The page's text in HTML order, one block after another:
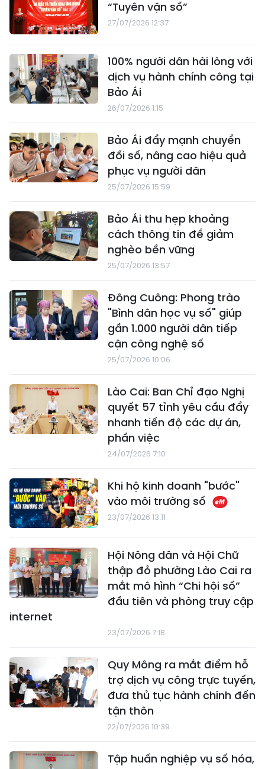
“Tuyên vận số”
27/07/2026 12:37
100% người dân hài lòng với
dịch vụ hành chính công tại
Bảo Ái
26/07/2026 1:15
Bảo Ái đẩy mạnh chuyển
đổi số, nâng cao hiệu quả
phục vụ người dân
25/07/2026 15:59
Bảo Ái thu hẹp khoảng
cách thông tin để giảm
nghèo bền vững
25/07/2026 13:57
Đông Cuông: Phong trào
"Bình dân học vụ số" giúp
gần 1.000 người dân tiếp
cận công nghệ số
25/07/2026 10:06
Lào Cai: Ban Chỉ đạo Nghị
quyết 57 tỉnh yêu cầu đẩy
nhanh tiến độ các dự án,
phần việc
24/07/2026 7:10
Khi hộ kinh doanh "bước"
vào môi trường số
23/07/2026 13:11
Hội Nông dân và Hội Chữ
thập đỏ phường Lào Cai ra
mắt mô hình “Chi hội số”
đầu tiên và phòng truy cập
internet
23/07/2026 7:18
Quy Mông ra mắt điểm hỗ
trợ dịch vụ công trực tuyến,
đưa thủ tục hành chính đến
tận thôn
22/07/2026 10:39
Tập huấn nghiệp vụ số hóa,